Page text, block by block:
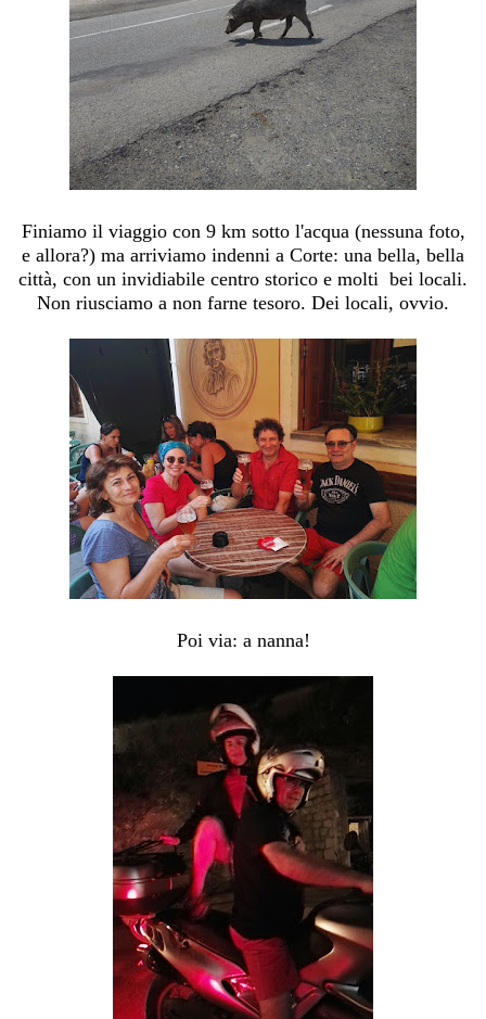
Finiamo il viaggio con 9 km sotto l'acqua (nessuna foto,
e allora?) ma arriviamo indenni a Corte: una bella, bella
città, con un invidiabile centro storico e molti bei locali.
Non riusciamo a non farne tesoro. Dei locali, ovvio.
Poi via: a nanna!